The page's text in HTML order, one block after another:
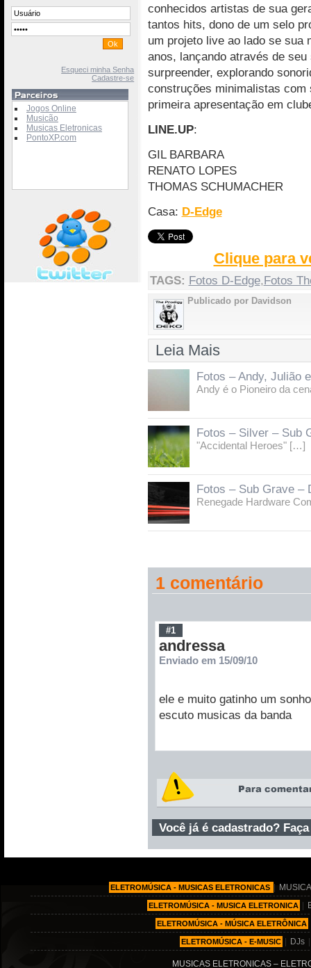
conhecidos artistas de sua
tantos hits, dono de um selo
um projeto live ao lado se sua
anos, lançando através de
surpreender, explorando
construções minimalistas
primeira apresentação em
LINE.UP:
GIL BARBARA
RENATO LOPES
THOMAS SCHUMACHER
Casa: D-Edge
Clique para
TAGS: Fotos D-Edge,Fotos
Publicado por Davidson
Leia Mais
Fotos – Andy, Julião
Andy é o Pioneiro da
Fotos – Silver – Sub
"Accidental Heroes" […]
Fotos – Sub Grave –
Renegade Hardware
1 comentário
#1
andressa
Enviado em 15/09/10
ele e muito gatinho um
escuto musicas da banda
Você já é cadastrado?
Esqueci minha Senha
Cadastre-se
Jogos Online
Musicão
Musicas Eletronicas
PontoXP.com
ELETROMÚSICA - MUSICAS ELETRONICAS
ELETROMÚSICA - MUSICA ELETRONICA
ELETROMÚSICA - MÚSICA ELETRÔNICA
ELETROMÚSICA - E-MUSIC DJs
MUSICAS ELETRONICAS –